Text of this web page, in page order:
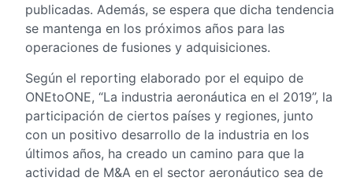
publicadas. Además, se espera que dicha tendencia
se mantenga en los próximos años para las
operaciones de fusiones y adquisiciones.
Según el reporting elaborado por el equipo de
ONEtoONE, “La industria aeronáutica en el 2019”, la
participación de ciertos países y regiones, junto
con un positivo desarrollo de la industria en los
últimos años, ha creado un camino para que la
actividad de M&A en el sector aeronáutico sea de